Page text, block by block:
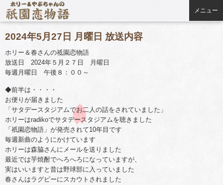
メニュー
2024年5月27日 月曜日 放送内容
ホリー＆春さんの祗園恋物語
放送日 2024年５月２７日 月曜日
毎週月曜日 午後８：００～
◆前半は・・・・
お便りが届きました
「サタデースタジアムでお二人の話をされていました」
ホリーはradikoでサタデースタジアムを聴きました
「祇園恋物語」が発売されて10年目です
毎週新曲のようにかけています
ホリーは森脇さんにメールを送りました
最近では芋焼酎でへろへろになっていますが、
実はいいますと昔は野球部に入っていました
春さんはラグビーにスカウトされました